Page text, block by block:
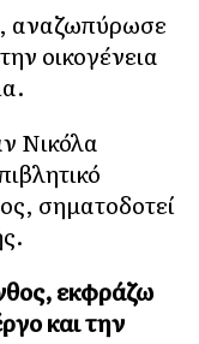
αναζωπύρωσε
οικογένεια
Νικόλα
σηματοδοτεί
εκφράζω
και την